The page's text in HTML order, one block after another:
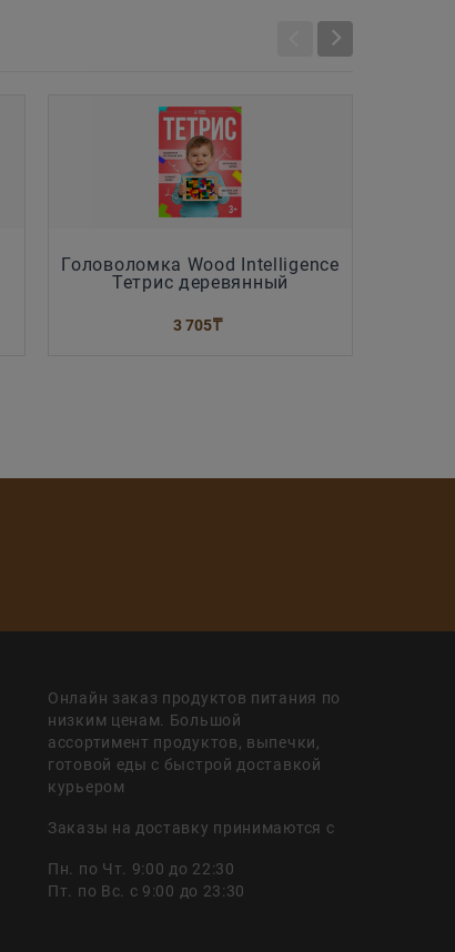
Головоломка Wood Intelligence
Тетрис деревянный
3 705₸
Онлайн заказ продуктов питания по
низким ценам. Большой
ассортимент продуктов, выпечки,
готовой еды с быстрой доставкой
курьером
Заказы на доставку принимаются с
Пн. по Чт. 9:00 до 22:30
Пт. по Вс. с 9:00 до 23:30